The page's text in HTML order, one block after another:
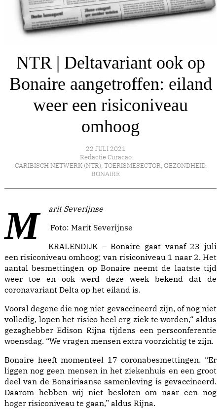
NTR | Deltavariant ook op
Bonaire aangetroffen: eiland
weer een risiconiveau
omhoog
22 JULI 2021
Redactie Curacao
CARIBISCH NETWERK (NTR), TOERISMESECTOR, GEZONDHEID,
BONAIRE
Marit Severijnse
Foto: Marit Severijnse
KRALENDIJK – Bonaire gaat vanaf 23 juli
een risiconiveau omhoog; van risiconiveau 1 naar 2. Het
aantal besmettingen op Bonaire neemt de laatste tijd
weer toe en ook werd deze week bekend dat de
coronavariant Delta op het eiland is.
Vooral degene die nog niet gevaccineerd zijn, of nog niet
volledig, lopen het risico heel erg ziek te worden,“ aldus
gezaghebber Edison Rijna tijdens een persconferentie
woensdag. “We vragen mensen extra voorzichtig te zijn.
Bonaire heeft momenteel 17 coronabesmettingen. “Er
liggen nog geen mensen in het ziekenhuis en een groot
deel van de Bonairiaanse samenleving is gevaccineerd.
Daarom hebben wij niet besloten om naar een nog
hoger risiconiveau te gaan,” aldus Rijna.